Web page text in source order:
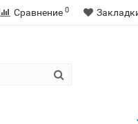
Сравнение 0